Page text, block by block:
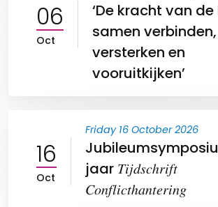
06
Oct
‘De kracht van de
samen verbinden,
versterken en
vooruitkijken’
16
Oct
Friday 16 October 2026
jaar 𝑇𝑖𝑗𝑑𝑠𝑐ℎ𝑟𝑖𝑓𝑡
𝐶𝑜𝑛𝑓𝑙𝑖𝑐𝑡ℎ𝑎𝑛𝑡𝑒𝑟𝑖𝑛𝑔